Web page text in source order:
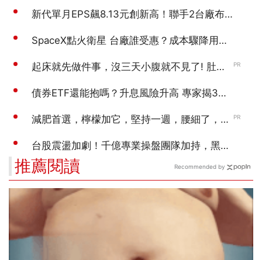
推薦閱讀 Recommended by